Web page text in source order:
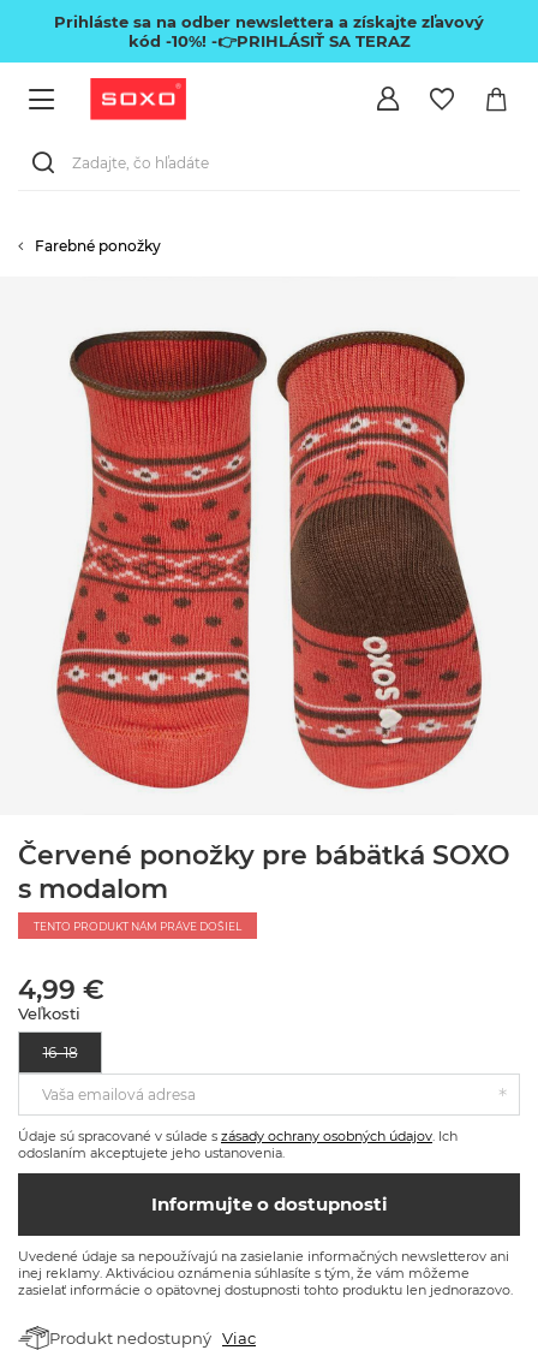
Prihláste sa na odber newslettera a získajte zľavový
kód -10%! -👉PRIHLÁSIŤ SA TERAZ
Farebné ponožky
Červené ponožky pre bábätká SOXO
s modalom
TENTO PRODUKT NÁM PRÁVE DOŠIEL
4,99 €
Veľkosti
16–18
Vaša emailová adresa
Údaje sú spracované v súlade s zásady ochrany osobných údajov . Ich
odoslaním akceptujete jeho ustanovenia.
Informujte o dostupnosti
Uvedené údaje sa nepoužívajú na zasielanie informačných newsletterov ani
inej reklamy. Aktiváciou oznámenia súhlasíte s tým, že vám môžeme
zasielať informácie o opätovnej dostupnosti tohto produktu len jednorazovo.
Produkt nedostupný Viac